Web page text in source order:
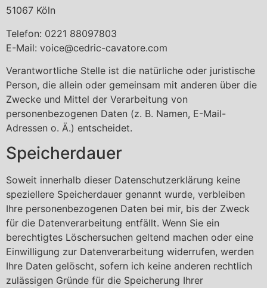
51067 Köln
Telefon: 0221 88097803
E-Mail: voice@cedric-cavatore.com
Verantwortliche Stelle ist die natürliche oder juristische
Person, die allein oder gemeinsam mit anderen über die
Zwecke und Mittel der Verarbeitung von
personenbezogenen Daten (z. B. Namen, E-Mail-
Adressen o. Ä.) entscheidet.
Speicherdauer
Soweit innerhalb dieser Datenschutzerklärung keine
speziellere Speicherdauer genannt wurde, verbleiben
Ihre personenbezogenen Daten bei mir, bis der Zweck
für die Datenverarbeitung entfällt. Wenn Sie ein
berechtigtes Löschersuchen geltend machen oder eine
Einwilligung zur Datenverarbeitung widerrufen, werden
Ihre Daten gelöscht, sofern ich keine anderen rechtlich
zulässigen Gründe für die Speicherung Ihrer